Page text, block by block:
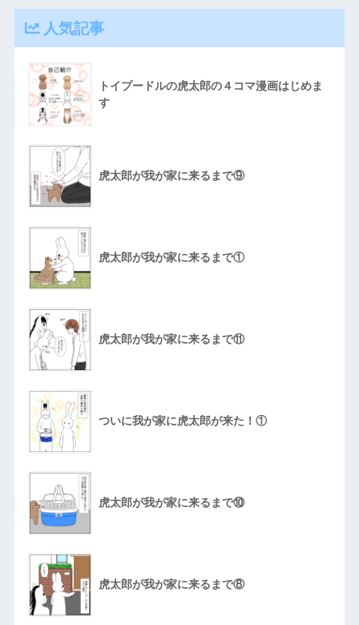
人気記事
トイプードルの虎太郎の４コマ漫画はじめま
す
虎太郎が我が家に来るまで⑨
虎太郎が我が家に来るまで①
虎太郎が我が家に来るまで⑪
ついに我が家に虎太郎が来た！①
虎太郎が我が家に来るまで⑩
虎太郎が我が家に来るまで⑧